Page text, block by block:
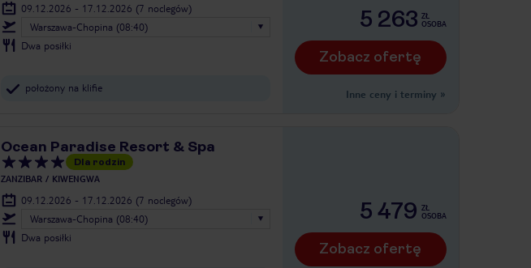
09.12.2026 - 17.12.2026 (7 noclegów)
Warszawa-Chopina (08:40)
Dwa posiłki
położony na klifie
5 263 ZŁ
OSOBA
Zobacz ofertę
Inne ceny i terminy »
Ocean Paradise Resort & Spa
Dla rodzin
ZANZIBAR KIWENGWA
09.12.2026 - 17.12.2026 (7 noclegów)
Warszawa-Chopina (08:40)
Dwa posiłki
5 479 ZŁ
OSOBA
Zobacz ofertę